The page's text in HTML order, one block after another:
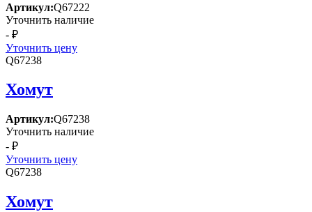
Артикул:Q67222
Уточнить наличие
- ₽
Уточнить цену
Q67238
Хомут
Артикул:Q67238
Уточнить наличие
- ₽
Уточнить цену
Q67238
Хомут